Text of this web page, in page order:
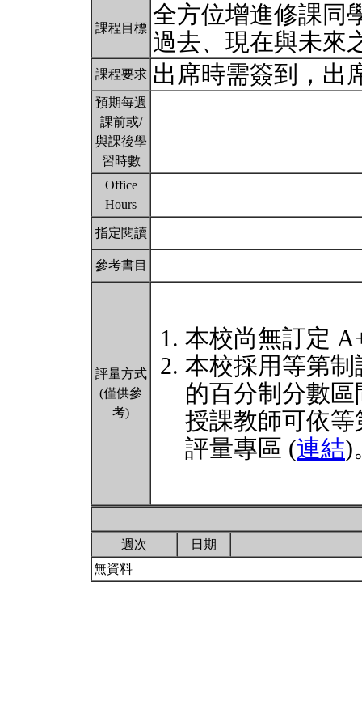
課程目標 全方位增進修課同
過去、現在與未來
課程要求 出席時需簽到，出
預期每週
課前或/
與課後學
習時數
Office
Hours
指定閱讀
參考書目
評量方式
(僅供參
考)
本校尚無訂定
本校採用等第
的百分制分數
授課教師可依
評量專區 (連結)
週次
日期
無資料